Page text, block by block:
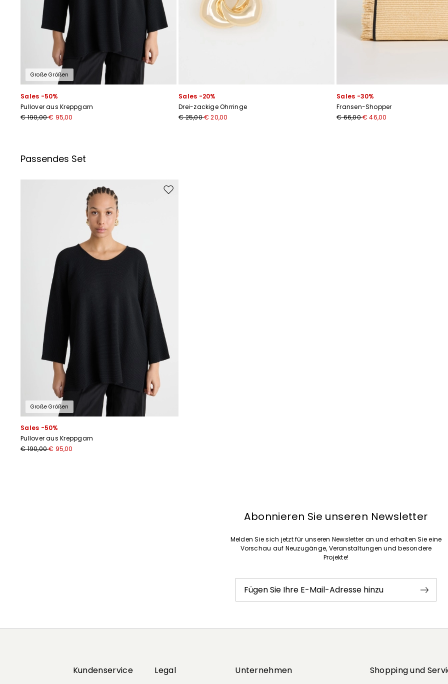
Große Größen
Sales -50%
Pullover aus Kreppgarn
€ 190,00€ 95,00
Sales -20%
Drei-zackige Ohrringe
€ 25,00€ 20,00
Sales -30%
Fransen-Shopper
€ 66,00€ 46,00
Passendes Set
Auf die Wunschliste
Große Größen
Sales -50%
Pullover aus Kreppgarn
€ 190,00€ 95,00
Abonnieren Sie unseren Newsletter
Melden Sie sich jetzt für unseren Newsletter an und erhalten Sie eine
Vorschau auf Neuzugänge, Veranstaltungen und besondere
Projekte!
Fügen Sie Ihre E-Mail-Adresse hinzu
Kundenservice Legal Unternehmen Shopping und